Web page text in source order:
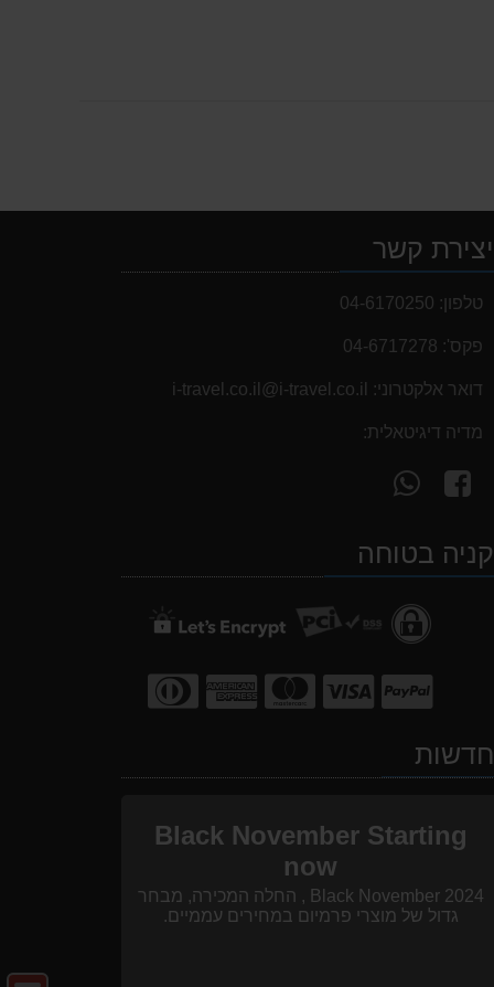
יצירת קשר
טלפון: 04-6170250
פקס': 04-6717278
דואר אלקטרוני: i-travel.co.il@i-travel.co.il
מדיה דיגיטאלית:
עקוב
אחרינו
facebook
WhatsAppקניה בטוחה
חדשות
Black November Starting
now
Black November 2024 , החלה המכירה, מבחר
גדול של מוצרי פרמיום במחירים עממיים.